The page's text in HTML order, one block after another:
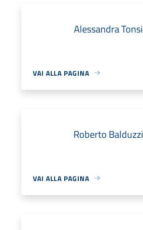
Alessandra Tonsi
VAI ALLA PAGINA
Roberto Balduzzi
VAI ALLA PAGINA